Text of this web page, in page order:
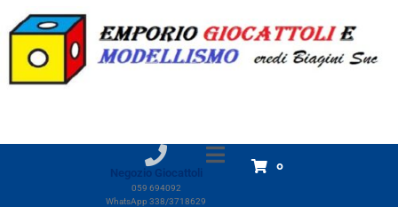
Negozio Giocattoli
059 694092
WhatsApp 338/3718629
0
Home Negozio Modellismo e giocattoli
Negozio Carpi
Sud - Giocattoli